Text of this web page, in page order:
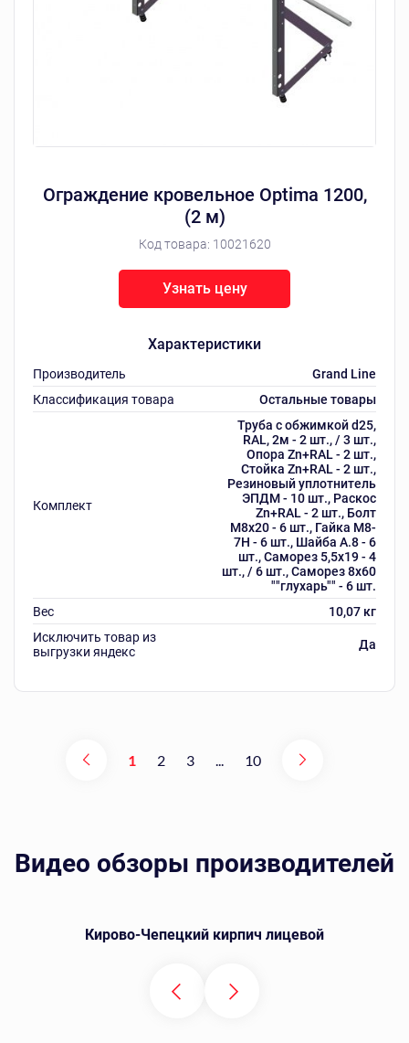
Ограждение кровельное Optima 1200,
(2 м)
Код товара: 10021620
Характеристики
Производитель
Grand Line
Классификация товара
Остальные товары
Комплект
Труба с обжимкой d25,
RAL, 2м - 2 шт., / 3 шт.,
Опора Zn+RAL - 2 шт.,
Стойка Zn+RAL - 2 шт.,
Резиновый уплотнитель
ЭПДМ - 10 шт., Раскос
Zn+RAL - 2 шт., Болт
М8х20 - 6 шт., Гайка М8-
7Н - 6 шт., Шайба А.8 - 6
шт., Саморез 5,5х19 - 4
шт., / 6 шт., Саморез 8х60
""глухарь"" - 6 шт.
Вес
10,07 кг
Исключить товар из
выгрузки яндекс
Да
Узнать цену
1 2 3 ... 10
Видео обзоры производителей
Кирово-Чепецкий кирпич лицевой